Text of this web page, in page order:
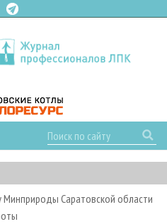
Минприроды Саратовской области